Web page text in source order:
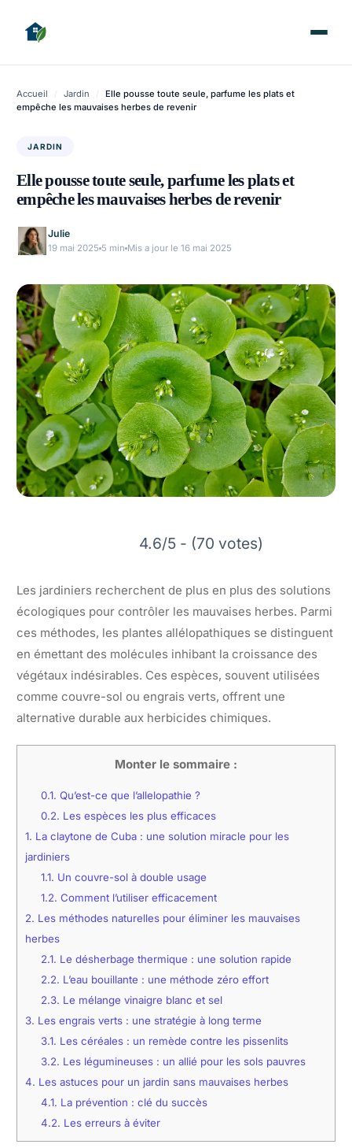
Accueil / Jardin /
Elle pousse toute seule, parfume les plats et
empêche les mauvaises herbes de revenir
JARDIN
Elle pousse toute seule, parfume les plats et
empêche les mauvaises herbes de revenir
Julie
19 mai 2025 5 min Mis a jour le 16 mai 2025
4.6/5 - (70 votes)
Les jardiniers recherchent de plus en plus des solutions
écologiques pour contrôler les mauvaises herbes. Parmi
ces méthodes, les plantes allélopathiques se distinguent
en émettant des molécules inhibant la croissance des
végétaux indésirables. Ces espèces, souvent utilisées
comme couvre-sol ou engrais verts, offrent une
alternative durable aux herbicides chimiques.
Monter le sommaire :
0.1. Qu’est-ce que l’allelopathie ?
0.2. Les espèces les plus efficaces
1. La claytone de Cuba : une solution miracle pour les
jardiniers
1.1. Un couvre-sol à double usage
1.2. Comment l’utiliser efficacement
2. Les méthodes naturelles pour éliminer les mauvaises
herbes
2.1. Le désherbage thermique : une solution rapide
2.2. L’eau bouillante : une méthode zéro effort
2.3. Le mélange vinaigre blanc et sel
3. Les engrais verts : une stratégie à long terme
3.1. Les céréales : un remède contre les pissenlits
3.2. Les légumineuses : un allié pour les sols pauvres
4. Les astuces pour un jardin sans mauvaises herbes
4.1. La prévention : clé du succès
4.2. Les erreurs à éviter